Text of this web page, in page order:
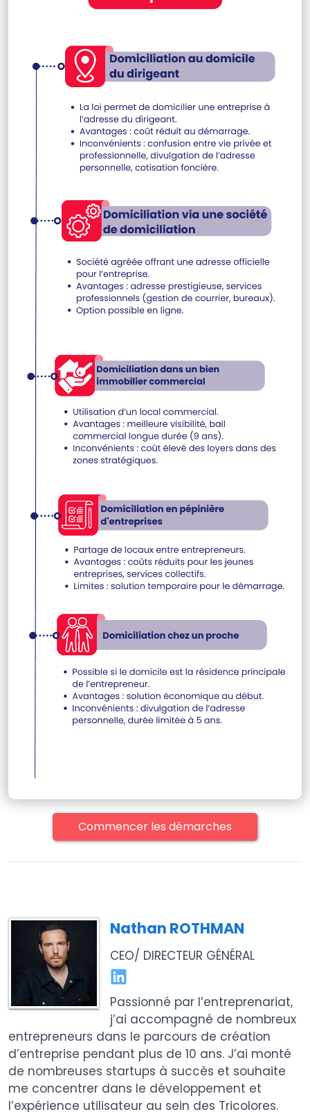
Commencer les démarches
Nathan ROTHMAN
CEO/ DIRECTEUR GÉNÉRAL
Passionné par l’entreprenariat,
j’ai accompagné de nombreux
entrepreneurs dans le parcours de création
d’entreprise pendant plus de 10 ans. J’ai monté
de nombreuses startups à succès et souhaite
me concentrer dans le développement et
l’expérience utilisateur au sein des Tricolores.